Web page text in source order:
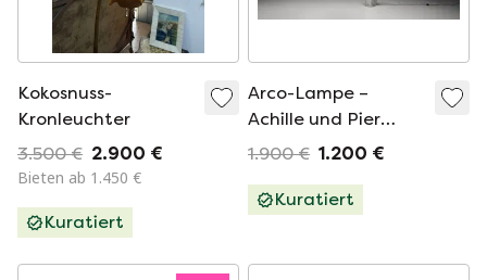
Kokosnuss-
Kronleuchter
3.500 € 2.900 €
Bieten ab 1.450 €
Kuratiert
Arco-Lampe –
Achille und Pier
Giacomo Castiglioni
1.900 € 1.200 €
Kuratiert